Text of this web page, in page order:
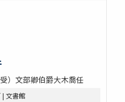
）文部卿伯爵大木喬任
| 文書館